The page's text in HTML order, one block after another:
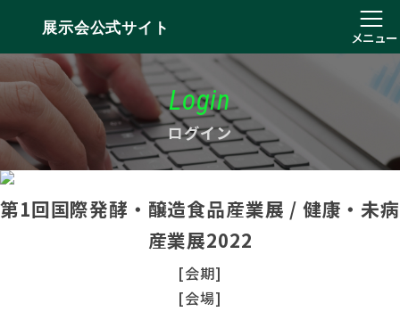
展示会公式サイト
メニュー
Login
ログイン
第1回国際発酵・醸造食品産業展 / 健康・未病
産業展2022
[会期]
[会場]